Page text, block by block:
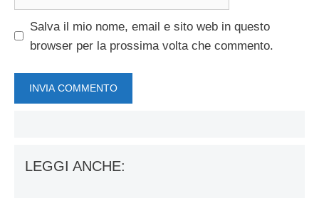
Salva il mio nome, email e sito web in questo
browser per la prossima volta che commento.
LEGGI ANCHE: